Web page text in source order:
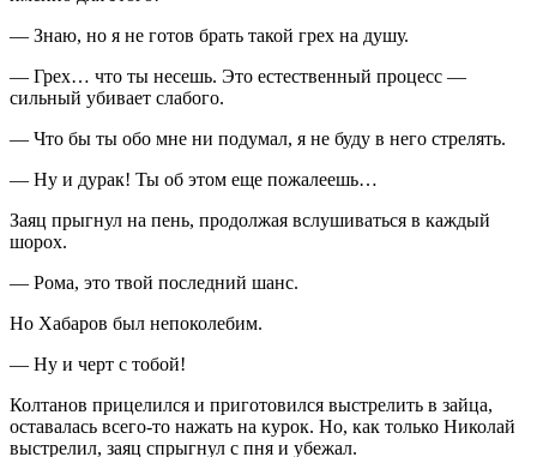
— Знаю, но я не готов брать такой грех на душу.
— Грех… что ты несешь. Это естественный процесс —
сильный убивает слабого.
— Что бы ты обо мне ни подумал, я не буду в него стрелять.
— Ну и дурак! Ты об этом еще пожалеешь…
Заяц прыгнул на пень, продолжая вслушиваться в каждый
шорох.
— Рома, это твой последний шанс.
Но Хабаров был непоколебим.
— Ну и черт с тобой!
Колтанов прицелился и приготовился выстрелить в зайца,
оставалась всего-то нажать на курок. Но, как только Николай
выстрелил, заяц спрыгнул с пня и убежал.